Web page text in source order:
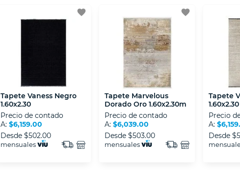
favorite
Tapete Vaness Negro
1.60x2.30
Precio de contado
A: $6,159.00
Desde $502.00
mensuales
favorite
Tapete Marvelous
Dorado Oro 1.60x2.30m
Precio de contado
A: $6,039.00
Desde $503.00
mensuales
Tapete
1.60x2.30
Precio
A:
Desde